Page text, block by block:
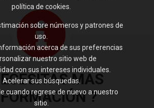
MÁS
?
política de cookies.
sobre números y patrones de
uso.
acerca de sus preferencias
nuestro sitio web de
con sus intereses individuales.
Acelerar sus búsquedas.
cuando regrese de nuevo a nuestro
sitio.